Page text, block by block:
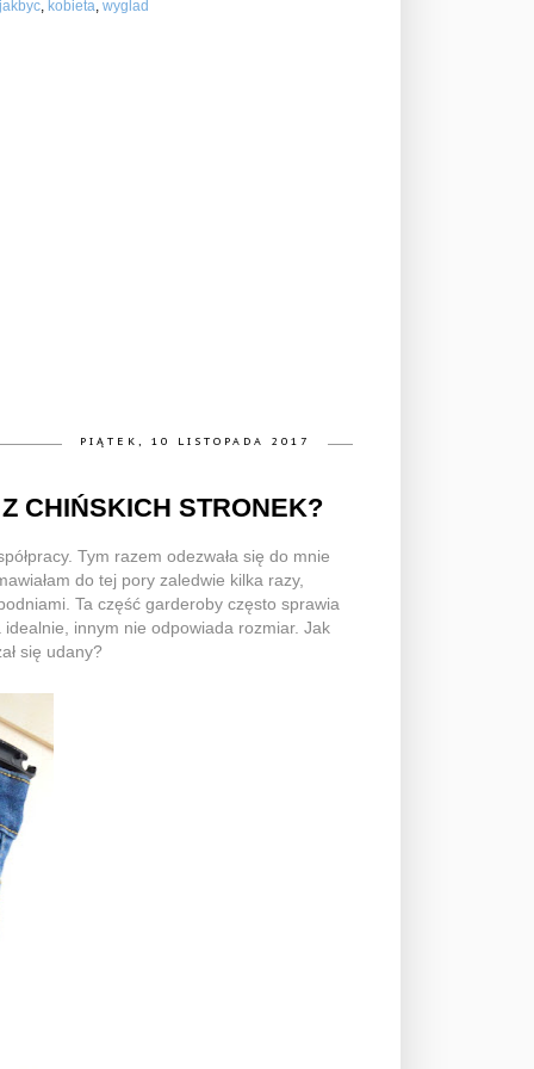
, kobieta wyglad
PIĄTEK, 10 LISTOPADA 2017
CHIŃSKICH STRONEK?
Tym razem odezwała się do mnie
do tej pory zaledwie kilka razy,
Ta część garderoby często sprawia
innym nie odpowiada rozmiar. Jak
się udany?